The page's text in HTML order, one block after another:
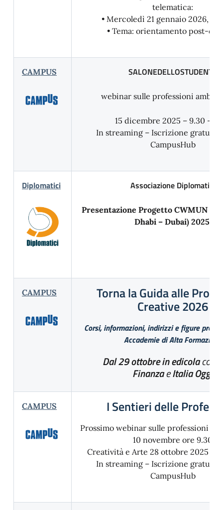
telematica:
• Mercoledì 21 gennaio 2026,
• Tema: orientamento post-
CAMPUS SALONEDELLOSTUDENTE
webinar sulle professioni ambito
15 dicembre 2025 – 9.30 –
In streaming – Iscrizione gratuita
CampusHub
Diplomatici Associazione Diplomatici
Presentazione Progetto CWMUN
Dhabi – Dubai) 2025
CAMPUS Torna la Guida alle
Creative 2026
Corsi, informazioni, indirizzi e figure
Accademie di Alta Formazione
Dal 29 ottobre in edicolacon
FinanzaeItalia Oggi
CAMPUS I Sentieri delle
Prossimo webinar sulle professioni
10 novembre ore 9.30
Creatività e Arte 28 ottobre 2025 –
In streaming – Iscrizione gratuita
CampusHub